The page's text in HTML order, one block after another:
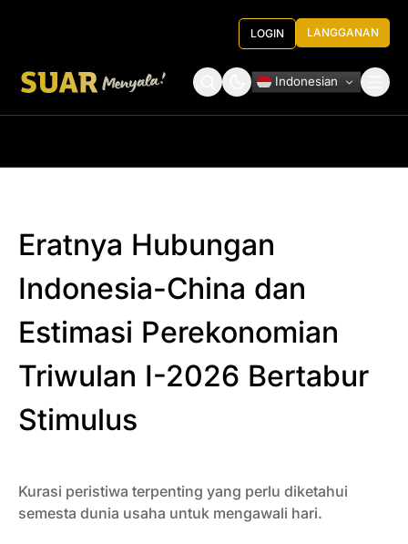
LOGIN LANGGANAN
Indonesian
Eratnya Hubungan
Indonesia-China dan
Estimasi Perekonomian
Triwulan I-2026 Bertabur
Stimulus
Kurasi peristiwa terpenting yang perlu diketahui
semesta dunia usaha untuk mengawali hari.